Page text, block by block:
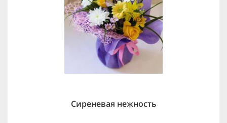
Сиреневая нежность